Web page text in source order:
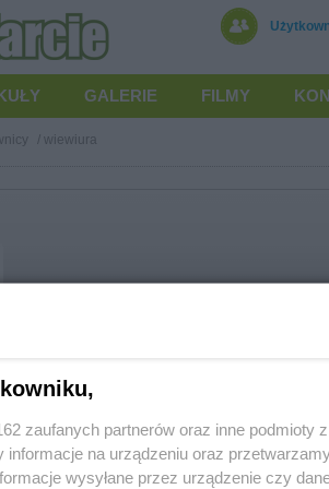
GALERIE FILMY
/ wiewiura
wiewiura
zaufanych partnerów oraz inne podmioty
informacje na urządzeniu oraz
wysyłane przez urządzenie czy